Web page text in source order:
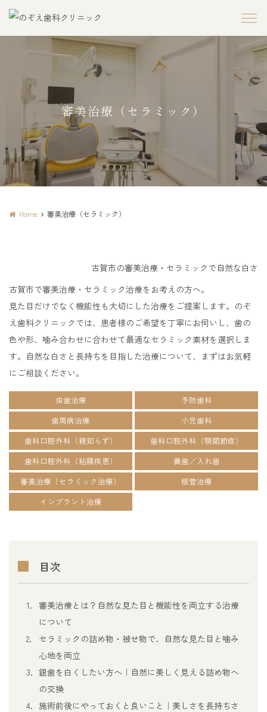
審美治療（セラミック）
Home 審美治療（セラミック）
古賀市の審美治療・セラミックで自然な白さ
古賀市で審美治療・セラミック治療をお考えの方へ。
見た目だけでなく機能性も大切にした治療をご提案します。のぞ
え歯科クリニックでは、患者様のご希望を丁寧にお伺いし、歯の
色や形、噛み合わせに合わせて最適なセラミック素材を選択しま
す。自然な白さと長持ちを目指した治療について、まずはお気軽
にご相談ください。
虫歯治療
予防歯科
歯周病治療
小児歯科
歯科口腔外科（親知らず）
歯科口腔外科（顎関節症）
歯科口腔外科（粘膜疾患）
義歯／入れ歯
審美治療（セラミック治療）
根管治療
インプラント治療
目次
審美治療とは？自然な見た目と機能性を両立する治療
について
セラミックの詰め物・被せ物で、自然な見た目と噛み
心地を両立
銀歯を白くしたい方へ｜自然に美しく見える詰め物へ
の交換
施術前後にやっておくと良いこと｜美しさを長持ちさ